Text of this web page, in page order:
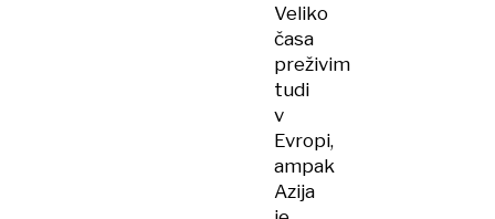
Veliko
časa
preživim
tudi
v
Evropi,
ampak
Azija